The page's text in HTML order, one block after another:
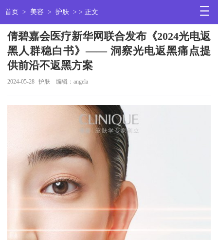
首页 > 美容 > 护肤 > > 正文
倩碧嘉会医疗新华网联合发布《2024光电返
黑人群稳白书》—— 洞察光电返黑痛点提
供前沿不返黑方案
2024-05-28 护肤 编辑：angela